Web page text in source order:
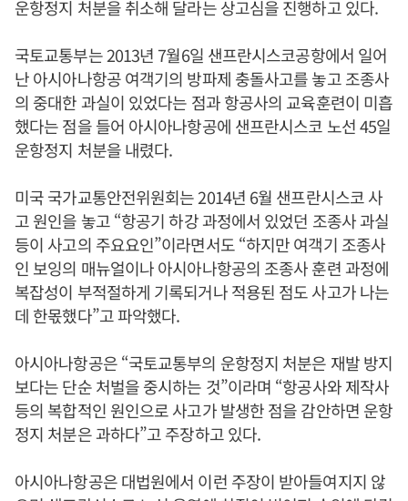
운항정지 처분을 취소해 달라는 상고심을 진행하고 있다.
국토교통부는 2013년 7월6일 샌프란시스코공항에서 일어
난 아시아나항공 여객기의 방파제 충돌사고를 놓고 조종사
의 중대한 과실이 있었다는 점과 항공사의 교육훈련이 미흡
했다는 점을 들어 아시아나항공에 샌프란시스코 노선 45일
운항정지 처분을 내렸다.
미국 국가교통안전위원회는 2014년 6월 샌프란시스코 사
고 원인을 놓고 “항공기 하강 과정에서 있었던 조종사 과실
등이 사고의 주요요인”이라면서도 “하지만 여객기 조종사
인 보잉의 매뉴얼이나 아시아나항공의 조종사 훈련 과정에
복잡성이 부적절하게 기록되거나 적용된 점도 사고가 나는
데 한몫했다”고 파악했다.
아시아나항공은 “국토교통부의 운항정지 처분은 재발 방지
보다는 단순 처벌을 중시하는 것”이라며 “항공사와 제작사
등의 복합적인 원인으로 사고가 발생한 점을 감안하면 운항
정지 처분은 과하다”고 주장하고 있다.
아시아나항공은 대법원에서 이런 주장이 받아들여지지 않